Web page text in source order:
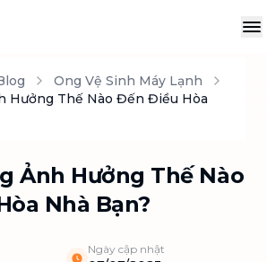
Ong Vệ Sinh Máy Lạnh
Hưởng Thế Nào Đến Điều Hòa
Ảnh Hưởng Thế Nào
Nhà Bạn?
Ngày cập nhật